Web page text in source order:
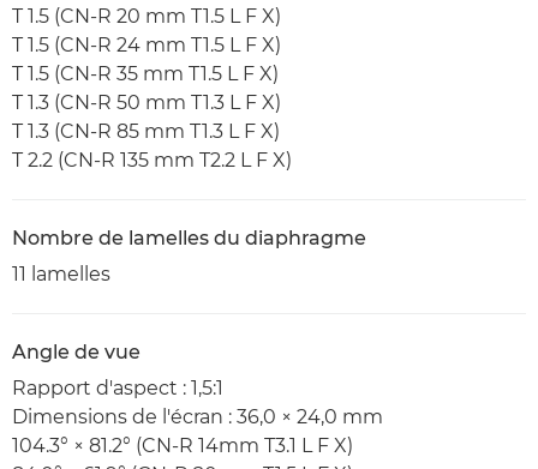
T 1.5 (CN-R 20 mm T1.5 L F X)
T 1.5 (CN-R 24 mm T1.5 L F X)
T 1.5 (CN-R 35 mm T1.5 L F X)
T 1.3 (CN-R 50 mm T1.3 L F X)
T 1.3 (CN-R 85 mm T1.3 L F X)
T 2.2 (CN-R 135 mm T2.2 L F X)
Nombre de lamelles du diaphragme
11 lamelles
Angle de vue
Rapport d'aspect : 1,5:1
Dimensions de l'écran : 36,0 × 24,0 mm
104.3° × 81.2° (CN-R 14mm T3.1 L F X)